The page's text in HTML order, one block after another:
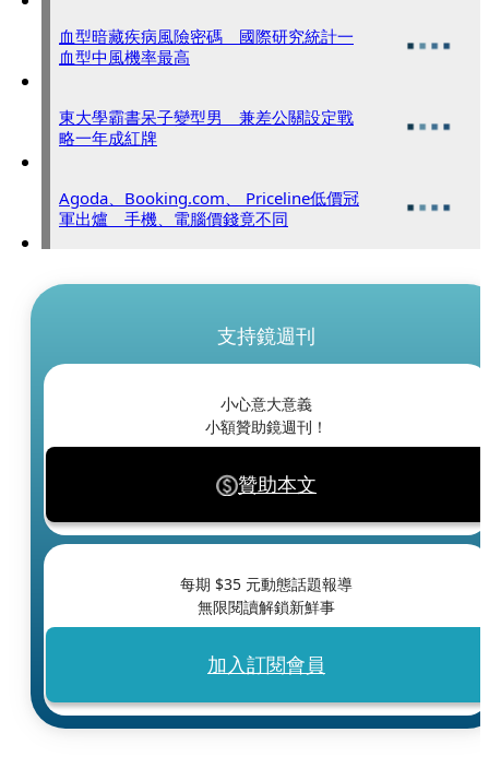
血型暗藏疾病風險密碼 國際研究統計一
血型中風機率最高
東大學霸書呆子變型男 兼差公關設定戰
略一年成紅牌
Agoda、Booking.com、 Priceline低價冠
軍出爐 手機、電腦價錢竟不同
支持鏡週刊
小心意大意義
小額贊助鏡週刊！
贊助本文
每期 $35 元動態話題報導
無限閱讀解鎖新鮮事
加入訂閱會員